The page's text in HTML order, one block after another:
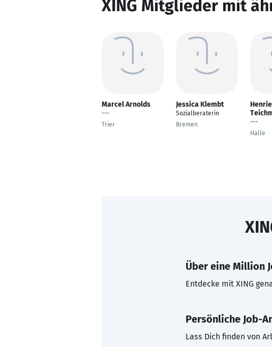
XING Mitglieder mit
Marcel Arnolds
---
Trier
Jessica Klembt
Sozialberaterin
Bremen
---
Halle
Über eine Million
Entdecke mit XING
Persönliche Job-
Lass Dich finden von